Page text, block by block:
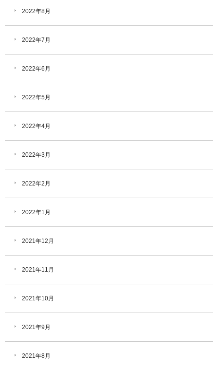
2022年8月
2022年7月
2022年6月
2022年5月
2022年4月
2022年3月
2022年2月
2022年1月
2021年12月
2021年11月
2021年10月
2021年9月
2021年8月